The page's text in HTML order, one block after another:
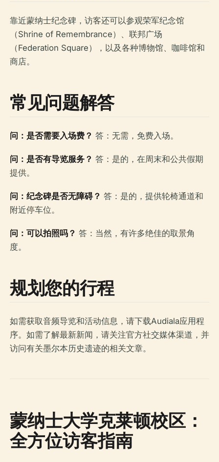
靠近蒙纳士纪念碑，访客还可以参观荣军纪念馆
（Shrine of Remembrance）、联邦广场
（Federation Square），以及各种博物馆、咖啡馆和
商店。
常见问题解答
问：是否需要入场费？ 答：无需，免费入场。
问：是否有导览服务？ 答：是的，在周末和公共假期
提供。
问：纪念碑是否无障碍？ 答：是的，提供轮椅通道和
附近停车位。
问：可以拍照吗？ 答：当然，有许多绝佳的取景角
度。
规划您的行程
如需获取音频导览和活动信息，请下载Audiala应用程
序。如需了解最新新闻，请关注官方社交媒体渠道，并
访问有关墨尔本历史遗迹的相关文章。
蒙纳士大学克莱顿校区：
全方位访客指南